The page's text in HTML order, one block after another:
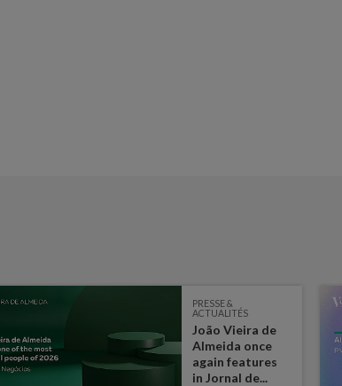
PRESSE &
ACTUALITÉS
João Vieira de
Almeida once
again features
in Jornal de...